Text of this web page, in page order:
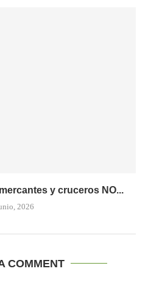
y cruceros NO...
2026
COMMENT